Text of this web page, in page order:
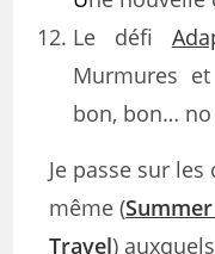
Le défi
Murmures
bon, bon…
Je passe sur
même (
Travel)